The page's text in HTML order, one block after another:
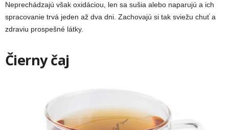
Neprechádzajú však oxidáciou, len sa sušia alebo naparujú a ich
spracovanie trvá jeden až dva dni. Zachovajú si tak sviežu chuť a
zdraviu prospešné látky.
Čierny čaj